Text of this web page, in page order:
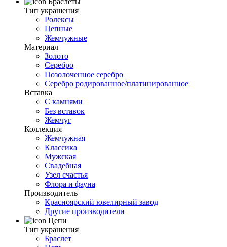
Тип украшения
Ролексы
Цепные
Жемчужные
Материал
Золото
Серебро
Позолоченное серебро
Серебро родированное/платинированное
Вставка
С камнями
Без вставок
Жемчуг
Коллекция
Жемчужная
Классика
Мужская
Свадебная
Узел счастья
Флора и фауна
Производитель
Красноярский ювелирный завод
Другие производители
Цепи
Тип украшения
Браслет